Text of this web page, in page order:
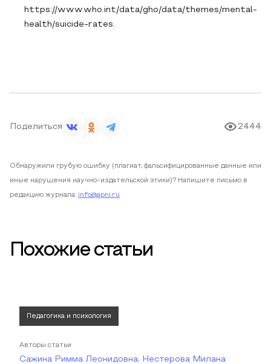
https://www.who.int/data/gho/data/themes/mental-
health/suicide-rates.
Поделиться 2444
Обнаружили грубую ошибку (плагиат, фальсифицированные данные или
иные нарушения научно-издательской этики)? Напишите письмо в
редакцию журнала: info@apni.ru
Похожие статьи
Педагогика и психология
Авторы статьи
Сажина Римма Леонидовна, Нестерова Милана